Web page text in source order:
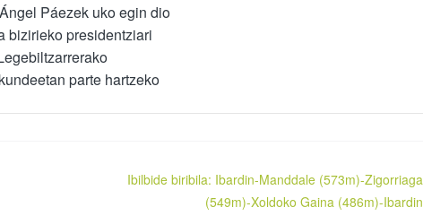
Páezek uko egin dio
bizirieko presidentziari
parte hartzeko
Ibilbide biribila: Ibardin-Manddale (573m)-Zigorriaga
(549m)-Xoldoko Gaina (486m)-Ibardin